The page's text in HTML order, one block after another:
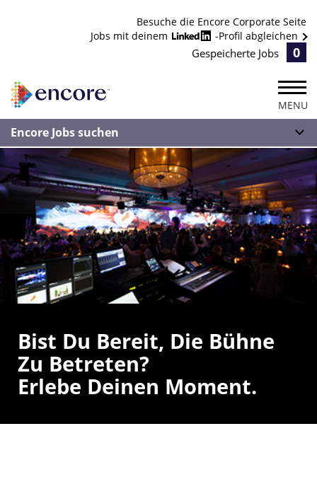
Besuche die Encore Corporate Seite
Jobs mit deinem
-Profil abgleichen
Gespeicherte Jobs 0
MENU
Encore Jobs suchen
Bist Du Bereit, Die Bühne
Zu Betreten?
Erlebe Deinen Moment.